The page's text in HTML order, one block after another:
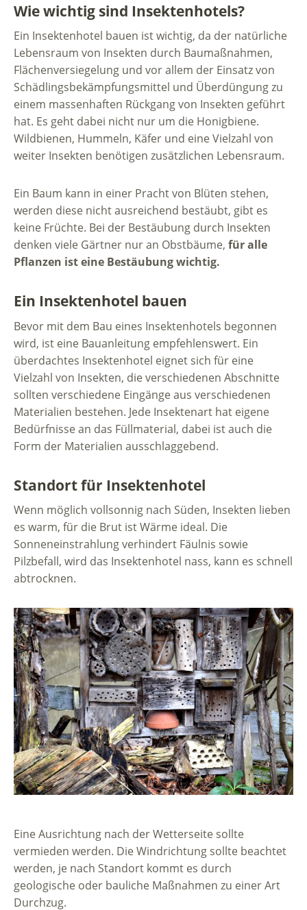
Wie wichtig sind Insektenhotels?
Ein Insektenhotel bauen ist wichtig, da der natürliche
Lebensraum von Insekten durch Baumaßnahmen,
Flächenversiegelung und vor allem der Einsatz von
Schädlingsbekämpfungsmittel und Überdüngung zu
einem massenhaften Rückgang von Insekten geführt
hat. Es geht dabei nicht nur um die Honigbiene.
Wildbienen, Hummeln, Käfer und eine Vielzahl von
weiter Insekten benötigen zusätzlichen Lebensraum.
Ein Baum kann in einer Pracht von Blüten stehen,
werden diese nicht ausreichend bestäubt, gibt es
keine Früchte. Bei der Bestäubung durch Insekten
denken viele Gärtner nur an Obstbäume, für alle
Pflanzen ist eine Bestäubung wichtig.
Ein Insektenhotel bauen
Bevor mit dem Bau eines Insektenhotels begonnen
wird, ist eine Bauanleitung empfehlenswert. Ein
überdachtes Insektenhotel eignet sich für eine
Vielzahl von Insekten, die verschiedenen Abschnitte
sollten verschiedene Eingänge aus verschiedenen
Materialien bestehen. Jede Insektenart hat eigene
Bedürfnisse an das Füllmaterial, dabei ist auch die
Form der Materialien ausschlaggebend.
Standort für Insektenhotel
Wenn möglich vollsonnig nach Süden, Insekten lieben
es warm, für die Brut ist Wärme ideal. Die
Sonneneinstrahlung verhindert Fäulnis sowie
Pilzbefall, wird das Insektenhotel nass, kann es schnell
abtrocknen.
Eine Ausrichtung nach der Wetterseite sollte
vermieden werden. Die Windrichtung sollte beachtet
werden, je nach Standort kommt es durch
geologische oder bauliche Maßnahmen zu einer Art
Durchzug.